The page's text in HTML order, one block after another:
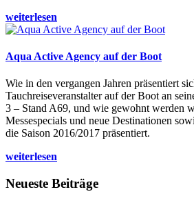
weiterlesen
Aqua Active Agency auf der Boot
Wie in den vergangen Jahren präsentiert
Tauchreiseveranstalter auf der Boot an
3 – Stand A69, und wie gewohnt werden
Messespecials und neue Destinationen
die Saison 2016/2017 präsentiert.
weiterlesen
Neueste Beiträge